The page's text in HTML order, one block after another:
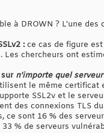
à DROWN ? L'une
: ce cas de figure
chercheurs ont
n'importe quel serveur
le même certificat
SSL2v et le
des connexions TLS
ce sont 16 % des
% de serveurs